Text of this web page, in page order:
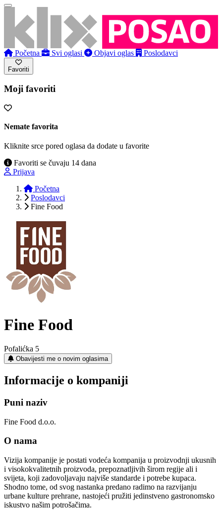
Početna Svi oglasi Objavi oglas Poslodavci
Favoriti
Moji favoriti
Nemate favorita
Kliknite srce pored oglasa da dodate u favorite
Favoriti se čuvaju 14 dana
Prijava
Početna
Poslodavci
Fine Food
Fine Food
Pofalićka 5
Obavijesti me o novim oglasima
Informacije o kompaniji
Puni naziv
Fine Food d.o.o.
O nama
Vizija kompanije je postati vodeća kompanija u proizvodnji ukusnih
i visokokvalitetnih proizvoda, prepoznatljivih širom regije ali i
svijeta, koji zadovoljavaju najviše standarde i potrebe kupaca.
Shodno tome, od svog nastanka predano radimo na razvijanju
urbane kulture prehrane, nastojeći pružiti jedinstveno gastronomsko
iskustvo našim potrošačima.